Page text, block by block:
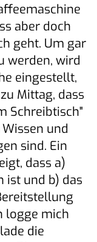
aber doch
geht. Um gar
werden, wird
eingestellt,
Mittag, dass
Schreibtisch"
und
sind. Ein
dass a)
ist und b) das
logge mich
die